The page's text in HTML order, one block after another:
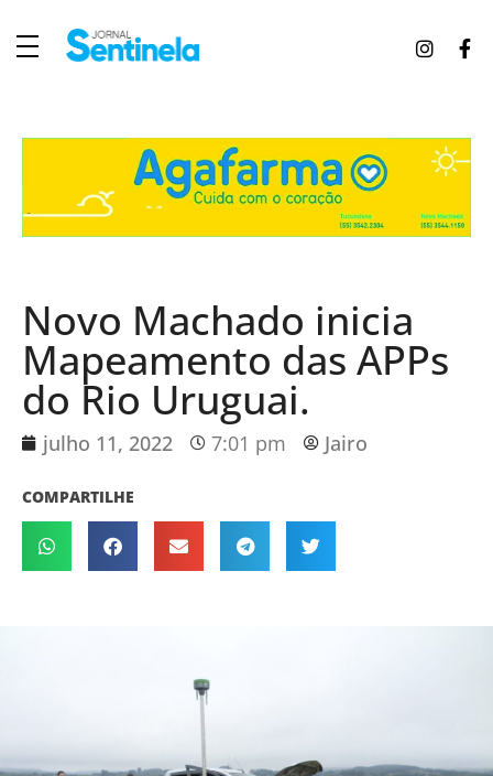
Novo Machado inicia
Mapeamento das APPs
do Rio Uruguai.
julho 11, 2022 7:01 pm Jairo
COMPARTILHE